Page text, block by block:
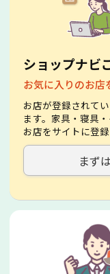
ショップナビ
お気に入りのお店
お店が登録されて
ます。家具・寝具
お店をサイトに登
まず